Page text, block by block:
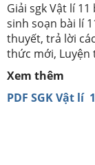
Giải sgk Vật lí
sinh soạn bài lí
thuyết, trả lời
thức mới, Luyện
Xem thêm
PDF SGK Vật lí